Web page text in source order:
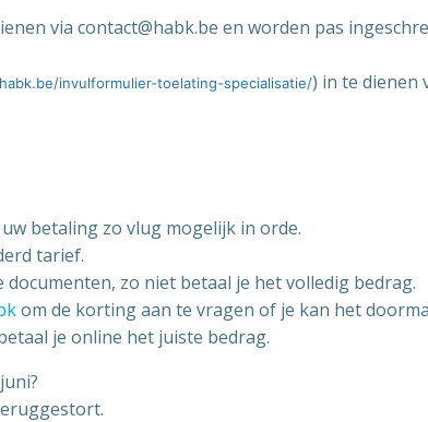
via contact@habk.be en worden pas
invulformulier-toelating-specialisatie/) in te dienen
betaling zo vlug mogelijk in orde.
tarief.
zo niet betaal je het volledig bedrag.
om de korting aan te vragen of je kan het
je online het juiste bedrag.